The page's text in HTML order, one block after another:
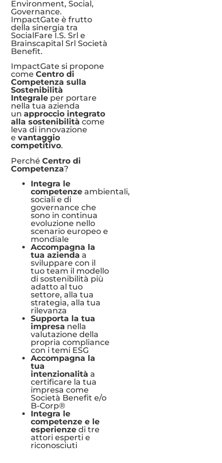
Environment, Social,
Governance.
ImpactGate è frutto
della sinergia tra
SocialFare I.S. Srl e
Brainscapital Srl Società
Benefit.
ImpactGate si propone
comeCentro di
Competenza sulla
Sostenibilità
Integrale per portare
nella tua azienda
unapproccio integrato
alla sostenibilità come
leva di innovazione
evantaggio
competitivo.
PerchéCentro di
Competenza?
Integra le
competenze ambientali,
sociali e di
governance che
sono in continua
evoluzione nello
scenario europeo e
mondiale
Accompagna la
tua azienda a
sviluppare con il
tuo team il modello
di sostenibilità più
adatto al tuo
settore, alla tua
strategia, alla tua
rilevanza
Supporta la tua
impresa nella
valutazione della
propria compliance
con i temi ESG
Accompagna la
tua
intenzionalità a
certificare la tua
impresa come
Società Benefit e/o
B-Corp®
Integra le
competenze e le
esperienze di tre
attori esperti e
riconosciuti